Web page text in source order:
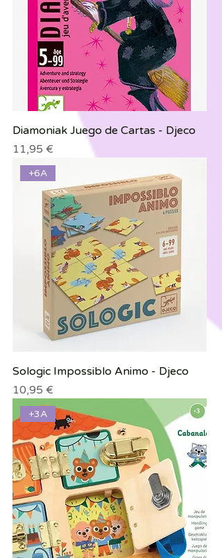
Diamoniak Juego de Cartas - Djeco
Precio
11,95 €
+6A
Sologic Impossiblo Animo - Djeco
Precio
10,95 €
+3A